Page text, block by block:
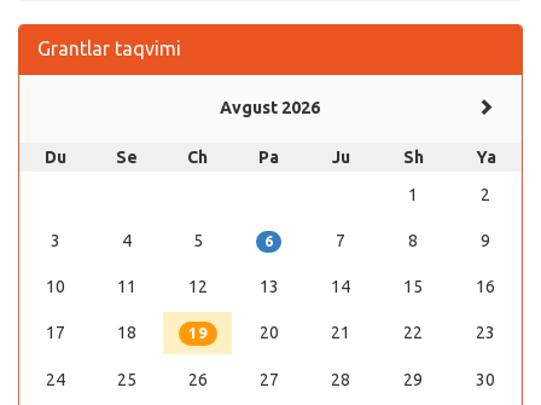
Grantlar taqvimi
Avgust 2026
Du Se Ch Pa Ju Sh
Ya
1
2
3 4 5 6 7 8 9
10 11 12 13 14 15 16
17 18 19 20 21 22 23
24 25 26 27 28 29 30